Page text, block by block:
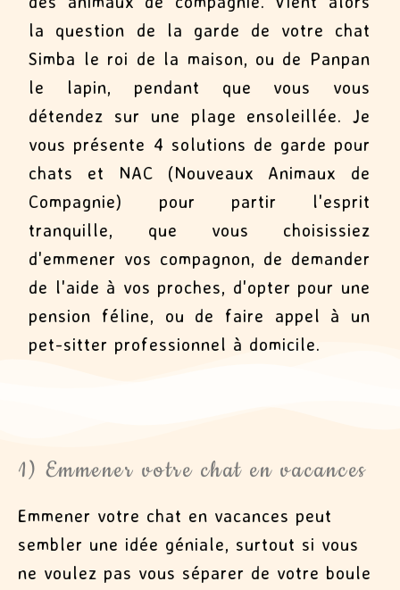
la question de la garde de votre chat
Simba le roi de la maison, ou de Panpan
le lapin, pendant que vous vous
détendez sur une plage ensoleillée. Je
vous présente 4 solutions de garde pour
chats et NAC (Nouveaux Animaux de
Compagnie) pour partir l'esprit
tranquille, que vous choisissiez
d'emmener vos compagnon, de demander
de l'aide à vos proches, d'opter pour une
pension féline, ou de faire appel à un
pet-sitter professionnel à domicile.
1) Emmener votre chat en vacances
Emmener votre chat en vacances peut
sembler une idée géniale, surtout si vous
ne voulez pas vous séparer de votre boule